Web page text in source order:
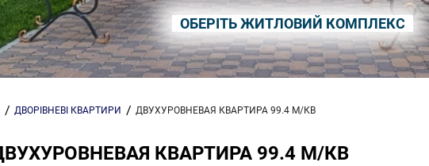
ОБЕРІТЬ ЖИТЛОВИЙ КОМПЛЕКС
ДВОРІВНЕВІ КВАРТИРИ ДВУХУРОВНЕВАЯ КВАРТИРА 99.4 М/КВ
КВАРТИРА 99.4 М/КВ